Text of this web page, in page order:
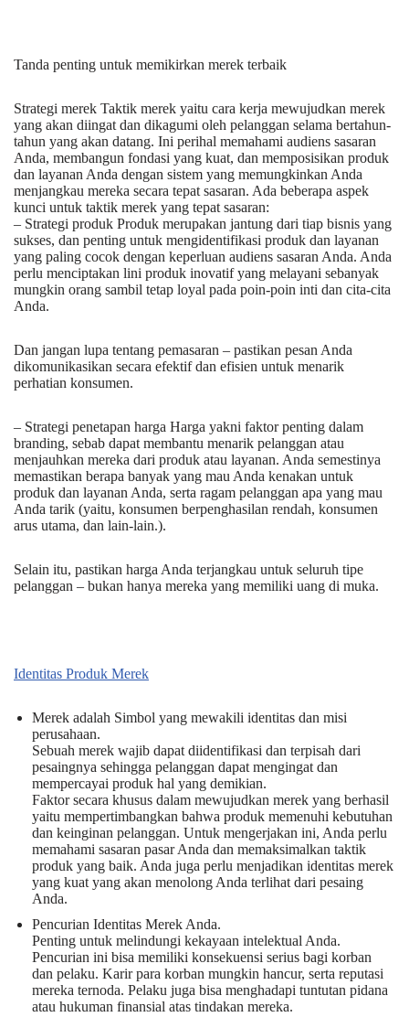
Tanda penting untuk memikirkan merek terbaik
Strategi merek Taktik merek yaitu cara kerja mewujudkan merek
yang akan diingat dan dikagumi oleh pelanggan selama bertahun-
tahun yang akan datang. Ini perihal memahami audiens sasaran
Anda, membangun fondasi yang kuat, dan memposisikan produk
dan layanan Anda dengan sistem yang memungkinkan Anda
menjangkau mereka secara tepat sasaran. Ada beberapa aspek
kunci untuk taktik merek yang tepat sasaran:
– Strategi produk Produk merupakan jantung dari tiap bisnis yang
sukses, dan penting untuk mengidentifikasi produk dan layanan
yang paling cocok dengan keperluan audiens sasaran Anda. Anda
perlu menciptakan lini produk inovatif yang melayani sebanyak
mungkin orang sambil tetap loyal pada poin-poin inti dan cita-cita
Anda.
Dan jangan lupa tentang pemasaran – pastikan pesan Anda
dikomunikasikan secara efektif dan efisien untuk menarik
perhatian konsumen.
– Strategi penetapan harga Harga yakni faktor penting dalam
branding, sebab dapat membantu menarik pelanggan atau
menjauhkan mereka dari produk atau layanan. Anda semestinya
memastikan berapa banyak yang mau Anda kenakan untuk
produk dan layanan Anda, serta ragam pelanggan apa yang mau
Anda tarik (yaitu, konsumen berpenghasilan rendah, konsumen
arus utama, dan lain-lain.).
Selain itu, pastikan harga Anda terjangkau untuk seluruh tipe
pelanggan – bukan hanya mereka yang memiliki uang di muka.
Identitas Produk Merek
Merek adalah Simbol yang mewakili identitas dan misi
perusahaan.
Sebuah merek wajib dapat diidentifikasi dan terpisah dari
pesaingnya sehingga pelanggan dapat mengingat dan
mempercayai produk hal yang demikian.
Faktor secara khusus dalam mewujudkan merek yang berhasil
yaitu mempertimbangkan bahwa produk memenuhi kebutuhan
dan keinginan pelanggan. Untuk mengerjakan ini, Anda perlu
memahami sasaran pasar Anda dan memaksimalkan taktik
produk yang baik. Anda juga perlu menjadikan identitas merek
yang kuat yang akan menolong Anda terlihat dari pesaing
Anda.
Pencurian Identitas Merek Anda.
Penting untuk melindungi kekayaan intelektual Anda.
Pencurian ini bisa memiliki konsekuensi serius bagi korban
dan pelaku. Karir para korban mungkin hancur, serta reputasi
mereka ternoda. Pelaku juga bisa menghadapi tuntutan pidana
atau hukuman finansial atas tindakan mereka.